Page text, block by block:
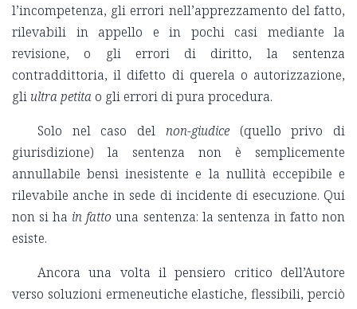
l’incompetenza, gli errori nell’apprezzamento del fatto,
rilevabili in appello e in pochi casi mediante la
revisione, o gli errori di diritto, la sentenza
contraddittoria, il difetto di querela o autorizzazione,
gli ultra petita o gli errori di pura procedura.
Solo nel caso del non-giudice(quello privo di
giurisdizione) la sentenza non è semplicemente
annullabile bensì inesistente e la nullità eccepibile e
rilevabile anche in sede di incidente di esecuzione. Qui
non si ha in fatto una sentenza: la sentenza in fatto non
esiste.
Ancora una volta il pensiero critico dell’Autore
verso soluzioni ermeneutiche elastiche, flessibili, perciò